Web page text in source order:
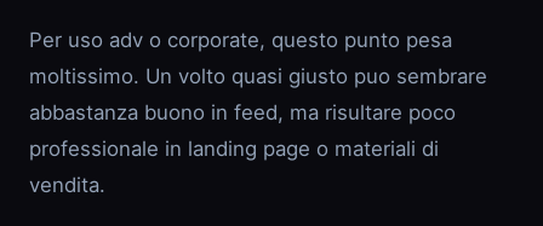
Per uso adv o corporate, questo punto pesa
moltissimo. Un volto quasi giusto puo sembrare
abbastanza buono in feed, ma risultare poco
professionale in landing page o materiali di
vendita.